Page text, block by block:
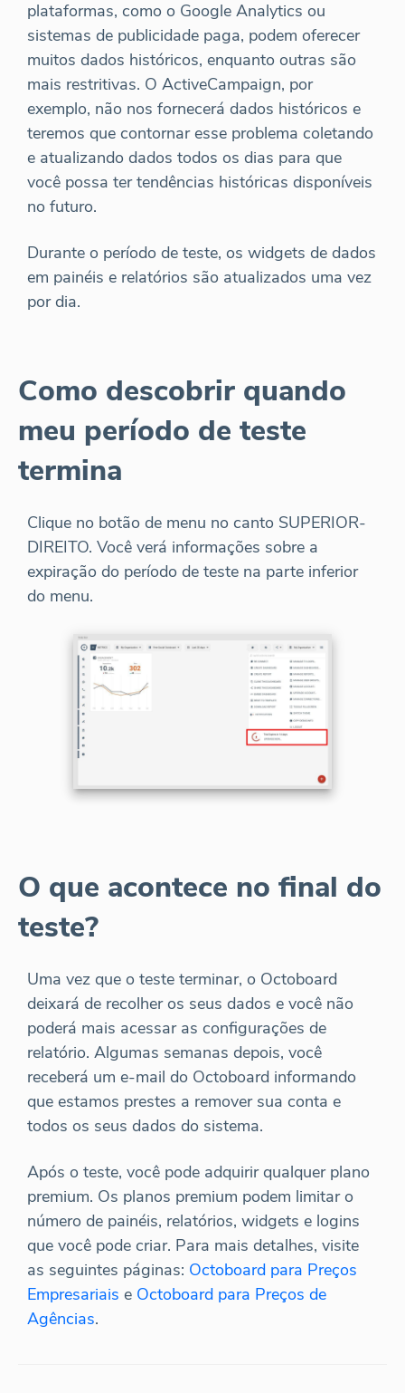
plataformas, como o Google Analytics ou
sistemas de publicidade paga, podem oferecer
muitos dados históricos, enquanto outras são
mais restritivas. O ActiveCampaign, por
exemplo, não nos fornecerá dados históricos e
teremos que contornar esse problema coletando
e atualizando dados todos os dias para que
você possa ter tendências históricas disponíveis
no futuro.
Durante o período de teste, os widgets de dados
em painéis e relatórios são atualizados uma vez
por dia.
Como descobrir quando
meu período de teste
termina
Clique no botão de menu no canto SUPERIOR-
DIREITO. Você verá informações sobre a
expiração do período de teste na parte inferior
do menu.
O que acontece no final do
teste?
Uma vez que o teste terminar, o Octoboard
deixará de recolher os seus dados e você não
poderá mais acessar as configurações de
relatório. Algumas semanas depois, você
receberá um e-mail do Octoboard informando
que estamos prestes a remover sua conta e
todos os seus dados do sistema.
Após o teste, você pode adquirir qualquer plano
premium. Os planos premium podem limitar o
número de painéis, relatórios, widgets e logins
que você pode criar. Para mais detalhes, visite
as seguintes páginas: Octoboard para Preços
Empresariais e Octoboard para Preços de
Agências.